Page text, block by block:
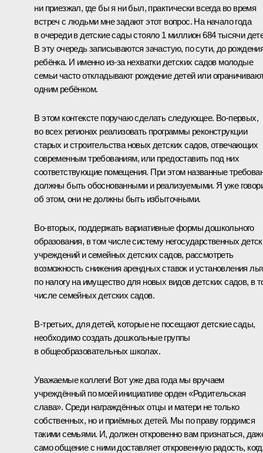
ни приезжал, где бы я ни был, практически всегда во время
встреч с людьми мне задают этот вопрос. На начало года
в очереди в детские сады стояло 1 миллион 684 тысячи
В эту очередь записываются зачастую, по сути, до
ребёнка. И именно из‑за нехватки детских садов молодые
семьи часто откладывают рождение детей или
одним ребёнком.
В этом контексте поручаю сделать следующее. Во‑первых,
во всех регионах реализовать программы реконструкции
старых и строительства новых детских садов, отвечающих
современным требованиям, или предоставить под них
соответствующие помещения. При этом названные
должны быть обоснованными и реализуемыми. Я уже
об этом, они не должны быть избыточными.
Во‑вторых, поддержать вариативные формы дошкольного
образования, в том числе систему негосударственных
учреждений и семейных детских садов, рассмотреть
возможность снижения арендных ставок и установления
по налогу на имущество для новых видов детских садов, в
числе семейных детских садов.
В‑третьих, для детей, которые не посещают детские сады,
необходимо создать дошкольные группы
в общеобразовательных школах.
Уважаемые коллеги! Вот уже два года мы вручаем
учреждённый по моей инициативе орден «Родительская
слава». Среди награждённых отцы и матери не только
собственных, но и приёмных детей. Мы по праву гордимся
такими семьями. И, должен откровенно вам признаться,
само общение с ними доставляет откровенную радость,